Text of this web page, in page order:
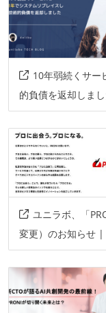
データベース
google-cloud-
10年弱続くサー
的負債を返却しま
ユニラボ、「
変更）のお知らせ |